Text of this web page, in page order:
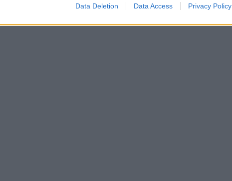
Data Deletion Data Access Privacy Policy